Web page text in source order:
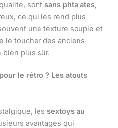
sont sans phtalates,
ce qui les rend plus
une texture souple et
le toucher des anciens
bien plus sûr.
le rétro ? Les atouts
les sextoys au
avantages qui